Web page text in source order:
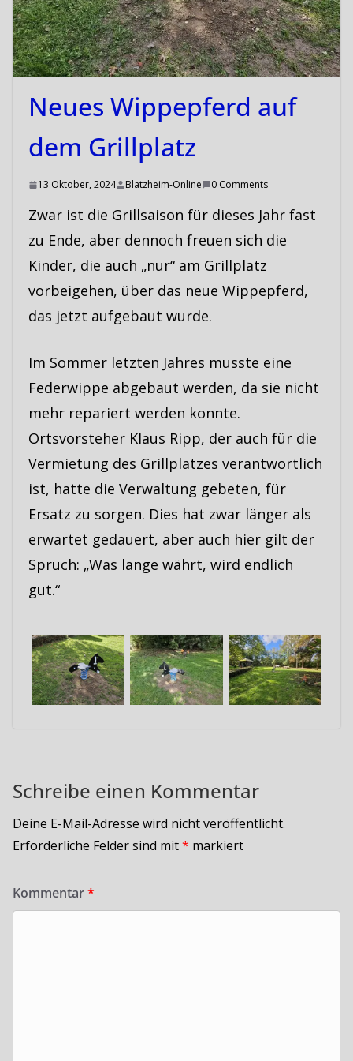
Neues Wippepferd auf
dem Grillplatz
13 Oktober, 2024 Blatzheim-Online 0 Comments
Zwar ist die Grillsaison für dieses Jahr fast
zu Ende, aber dennoch freuen sich die
Kinder, die auch „nur“ am Grillplatz
vorbeigehen, über das neue Wippepferd,
das jetzt aufgebaut wurde.
Im Sommer letzten Jahres musste eine
Federwippe abgebaut werden, da sie nicht
mehr repariert werden konnte.
Ortsvorsteher Klaus Ripp, der auch für die
Vermietung des Grillplatzes verantwortlich
ist, hatte die Verwaltung gebeten, für
Ersatz zu sorgen. Dies hat zwar länger als
erwartet gedauert, aber auch hier gilt der
Spruch: „Was lange währt, wird endlich
gut.“
Schreibe einen Kommentar
Deine E-Mail-Adresse wird nicht veröffentlicht.
Erforderliche Felder sind mit* markiert
Kommentar*